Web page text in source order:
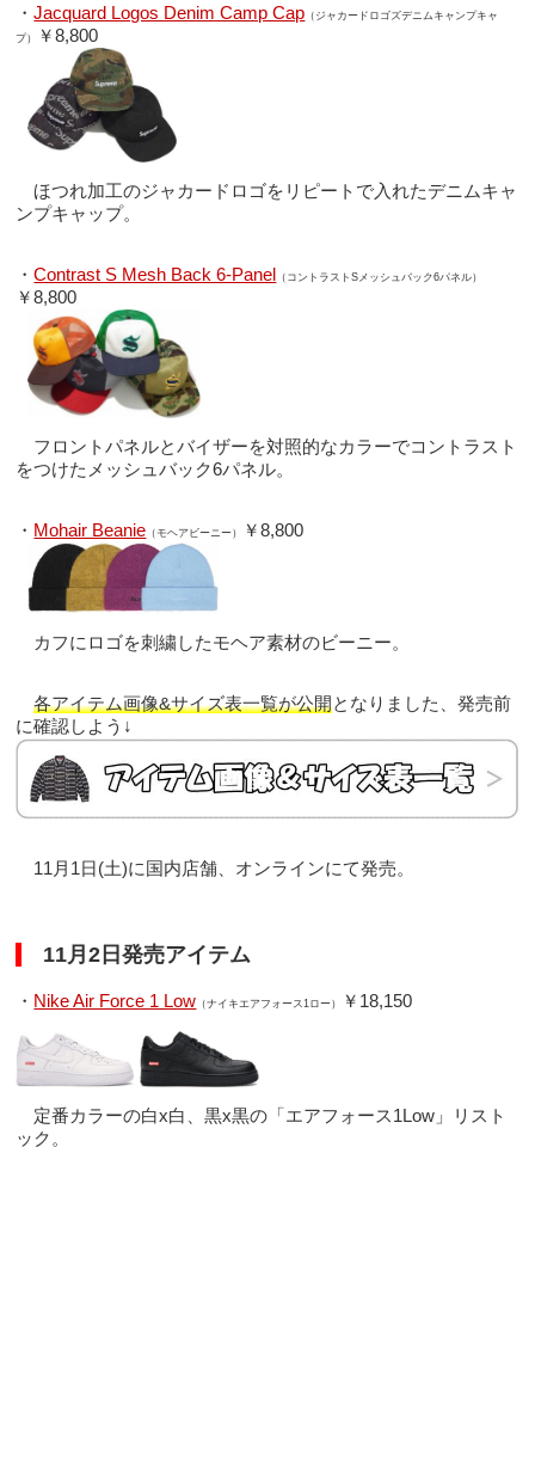
・Jacquard Logos Denim Camp Cap （ジャカードロゴズデニムキャンプキャ
プ）
￥8,800
ほつれ加工のジャカードロゴをリピートで入れたデニムキャ
ンプキャップ。
・Contrast S Mesh Back 6-Panel （コントラストSメッシュバック6パネル）
￥8,800
フロントパネルとバイザーを対照的なカラーでコントラスト
をつけたメッシュバック6パネル。
・ Mohair Beanie （モヘアビーニー） ￥8,800
カフにロゴを刺繍したモヘア素材のビーニー。
各アイテム画像&サイズ表一覧が公開となりました、発売前
に確認しよう↓
11月1日(土)に国内店舗、オンラインにて発売。
11月2日発売アイテム
・ Nike Air Force 1 Low （ナイキエアフォース1ロー） ￥18,150
定番カラーの白x白、黒x黒の「エアフォース1Low」リスト
ック。